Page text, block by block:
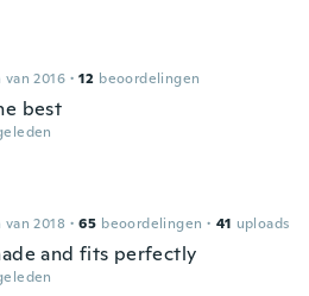
2016 · 12 beoordelingen
best
2018 · 65 beoordelingen · 41 uploads
and fits perfectly